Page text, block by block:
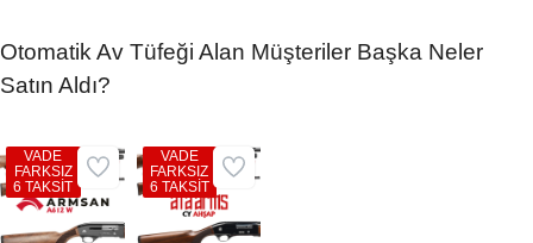
Otomatik Av Tüfeği Alan Müşteriler Başka Neler
Satın Aldı?
VADE
FARKSIZ
6 TAKSİT
VADE
FARKSIZ
6 TAKSİT